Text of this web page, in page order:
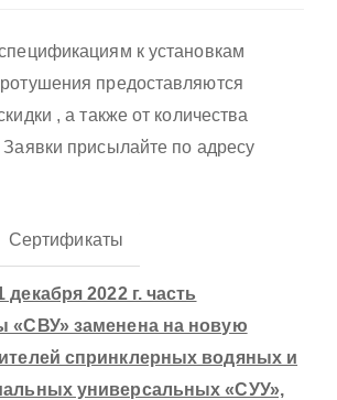
к установкам
предоставляются
, а также от количества
присылайте по адресу
Сертификаты
2022 г. часть
«СВУ» заменена на новую
спринклерных водяных и
универсальных «СУУ»,